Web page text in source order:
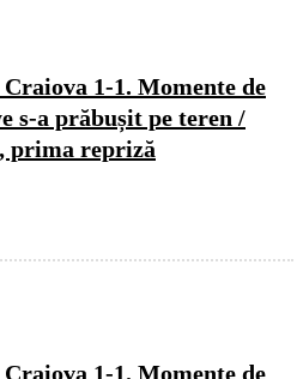
1-1. Momente de
s-a prăbușit pe teren /
prima repriză
1-1. Momente de